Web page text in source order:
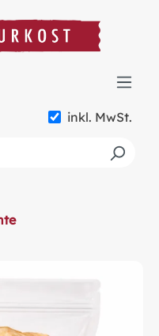
inkl. MwSt.
0 Positionen. Der